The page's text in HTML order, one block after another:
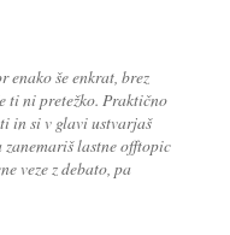
še enkrat, brez
ti ni pretežko. Praktično
in si v glavi ustvarjaš
lastne offtopic
veze z debato, pa